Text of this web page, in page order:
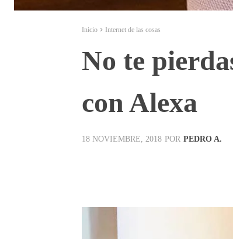
Inicio Internet de las cosas
No te
con Alexa
18 NOVIEMBRE, 2018 POR PEDRO A.